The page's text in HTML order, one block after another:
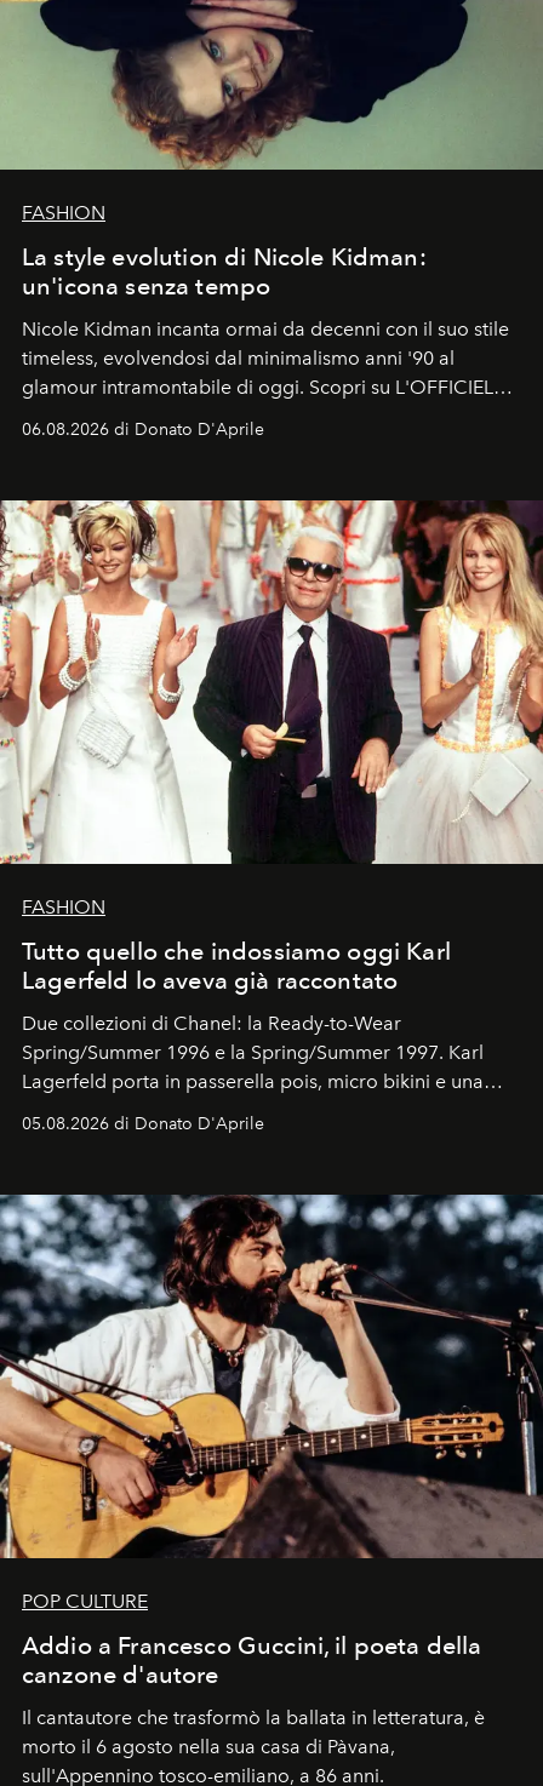
FASHION
La style evolution di Nicole Kidman:
un'icona senza tempo
Nicole Kidman incanta ormai da decenni con il suo stile
timeless, evolvendosi dal minimalismo anni '90 al
glamour intramontabile di oggi. Scopri su L'OFFICIEL
Italia la sua style evolution.
06.08.2026 di Donato D'Aprile
FASHION
Tutto quello che indossiamo oggi Karl
Lagerfeld lo aveva già raccontato
Due collezioni di Chanel: la Ready-to-Wear
Spring/Summer 1996 e la Spring/Summer 1997. Karl
Lagerfeld porta in passerella pois, micro bikini e una
logomania pensata per la spiaggia
Kate, Claudia e Carla una dietro l'altra. Trent'anni dopo,
uno dei documenti più contemporanei che abbiamo.
05.08.2026 di Donato D'Aprile
POP CULTURE
Addio a Francesco Guccini, il poeta della
canzone d'autore
Il cantautore che trasformò la ballata in letteratura, è
morto il 6 agosto nella sua casa di Pàvana,
sull'Appennino tosco-emiliano, a 86 anni.